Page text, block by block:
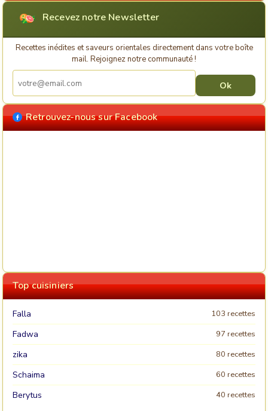
Recevez notre Newsletter
Recettes inédites et saveurs orientales directement dans votre boîte
mail. Rejoignez notre communauté !
Retrouvez-nous sur Facebook
Top cuisiniers
Falla 103 recettes
Fadwa 97 recettes
zika 80 recettes
Schaima 60 recettes
Berytus
40 recettes